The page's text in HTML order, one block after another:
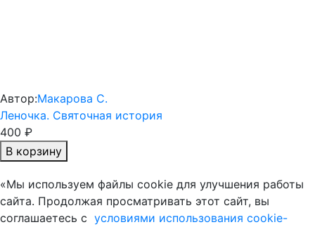
Автор:Макарова С.
Леночка. Святочная история
400 ₽
В корзину
«Мы используем файлы cookie для улучшения работы
сайта. Продолжая просматривать этот сайт, вы
соглашаетесь с условиями использования cookie-